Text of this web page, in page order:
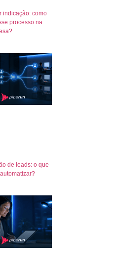
indicação: como
processo na
de leads: o que